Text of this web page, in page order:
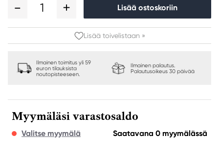
1 Lisää ostoskoriin
Lisää toivelistaan »
Ilmainen toimitus yli 59
euron tilauksista
noutopisteeseen.
Ilmainen palautus.
Palautusoikeus 30 päivää
Myymäläsi varastosaldo
Valitse myymälä Saatavana 0 myymälässä